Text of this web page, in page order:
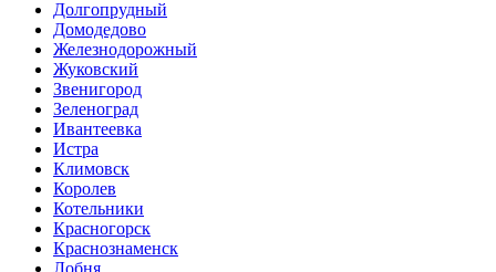
Долгопрудный
Домодедово
Железнодорожный
Жуковский
Звенигород
Зеленоград
Ивантеевка
Истра
Климовск
Королев
Котельники
Красногорск
Краснознаменск
Лобня